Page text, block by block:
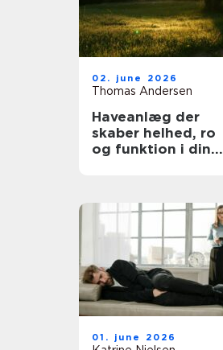
02. june 2026
Thomas Andersen
Haveanlæg der
skaber helhed, ro
og funktion i din
01. june 2026